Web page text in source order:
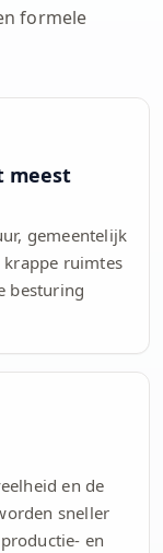
formele
meest
gemeentelijk
ruimtes
besturing
en de
sneller
en